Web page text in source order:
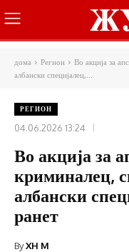
дома Регион
Во акција за
албански специјалец,...
РЕГИОН
04.06.2026 13:24
Во акција за
криминалец,
албански
ранет
ByXH M